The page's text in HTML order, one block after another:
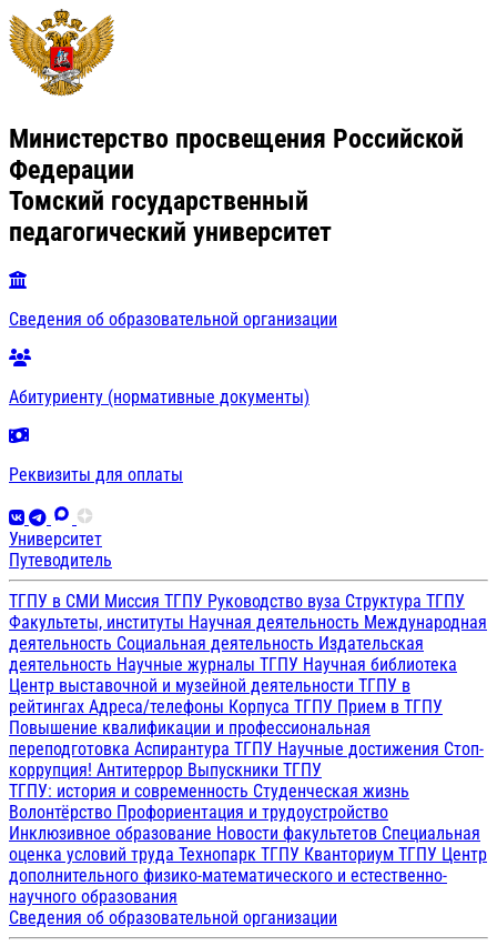
Министерство просвещения Российской
Федерации
Томский государственный
педагогический университет
Сведения об образовательной организации
Абитуриенту (нормативные документы)
Реквизиты для оплаты
Университет
Путеводитель
ТГПУ в СМИ Миссия ТГПУ Руководство вуза Структура ТГПУ
Факультеты, институты Научная деятельность Международная
деятельность Социальная деятельность Издательская
деятельность Научные журналы ТГПУ Научная библиотека
Центр выставочной и музейной деятельности ТГПУ в
рейтингах Адреса/телефоны Корпуса ТГПУ Прием в ТГПУ
Повышение квалификации и профессиональная
переподготовка Аспирантура ТГПУ Научные достижения Стоп-
коррупция! Антитеррор Выпускники ТГПУ
ТГПУ: история и современность Студенческая жизнь
Волонтёрство Профориентация и трудоустройство
Инклюзивное образование Новости факультетов Специальная
оценка условий труда Технопарк ТГПУ Кванториум ТГПУ Центр
дополнительного физико-математического и естественно-
научного образования
Сведения об образовательной организации